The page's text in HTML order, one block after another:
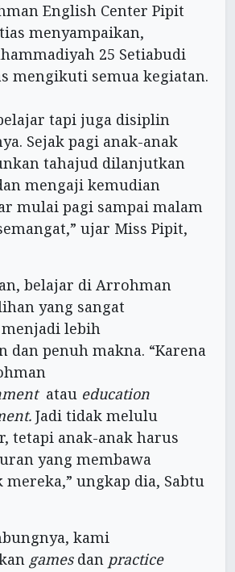
English Center Pipit
menyampaikan,
25 Setiabudi
mengikuti semua kegiatan.
tapi juga disiplin
Sejak pagi anak-anak
tahajud dilanjutkan
mengaji kemudian
mulai pagi sampai malam
ujar Miss Pipit,
belajar di Arrohman
yang sangat
lebih
dan penuh makna. “Karena
atau education
. Jadi tidak melulu
tetapi anak-anak harus
yang membawa
ungkap dia, Sabtu
kami
gamesdan practice